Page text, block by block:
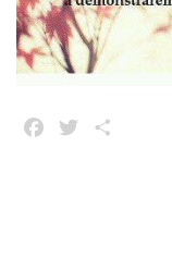
FacebookTwitter